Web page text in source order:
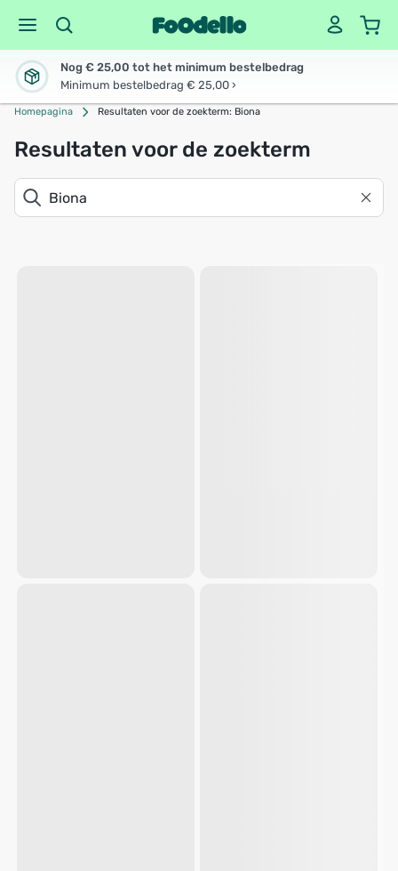
Nog € 25,00 tot het minimum bestelbedrag
Minimum bestelbedrag € 25,00 ›
Homepagina Resultaten voor de zoekterm: Biona
Resultaten voor de zoekterm